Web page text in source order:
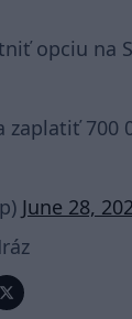
opciu na
zaplatiť 700
June 28,